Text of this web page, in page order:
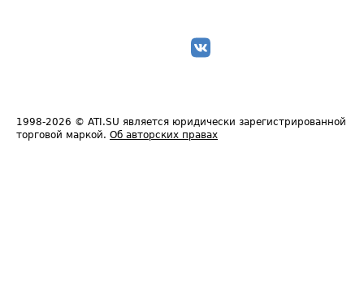
1998-2026 © ATI.SU является юридически зарегистрированной
торговой маркой. Об авторских правах